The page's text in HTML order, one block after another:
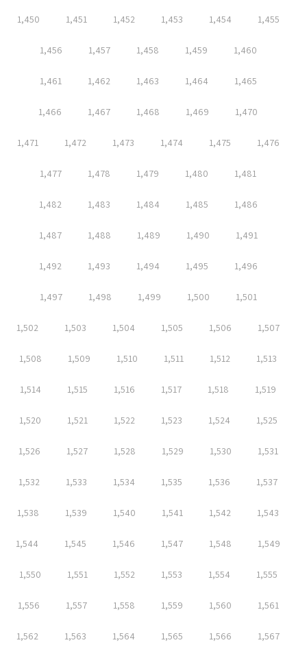
1,450 1,451 1,452 1,453 1,454 1,455
1,456 1,457 1,458 1,459 1,460
1,461 1,462 1,463 1,464 1,465
1,466 1,467 1,468 1,469 1,470
1,471 1,472 1,473 1,474 1,475 1,476
1,477 1,478 1,479 1,480 1,481
1,482 1,483 1,484 1,485 1,486
1,487 1,488 1,489 1,490 1,491
1,492 1,493 1,494 1,495 1,496
1,497 1,498 1,499 1,500 1,501
1,502 1,503 1,504 1,505 1,506 1,507
1,508 1,509 1,510 1,511 1,512 1,513
1,514 1,515 1,516 1,517 1,518 1,519
1,520 1,521 1,522 1,523 1,524 1,525
1,526 1,527 1,528 1,529 1,530 1,531
1,532 1,533 1,534 1,535 1,536 1,537
1,538 1,539 1,540 1,541 1,542 1,543
1,544 1,545 1,546 1,547 1,548 1,549
1,550 1,551 1,552 1,553 1,554 1,555
1,556 1,557 1,558 1,559 1,560 1,561
1,562 1,563 1,564 1,565 1,566 1,567